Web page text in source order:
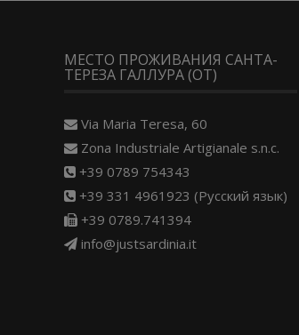
МЕСТО ПРОЖИВАНИЯ САНТА-
ТЕРЕЗА ГАЛЛУРА (OT)
Via Maria Teresa, 60
Zona Industriale Artigianale s.n.c.
+39 0789 754343
+39 331 4961923 (Русский язык)
+39 0789.741394
info@justsardinia.it